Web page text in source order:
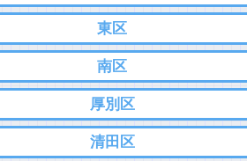
東区
南区
厚別区
清田区